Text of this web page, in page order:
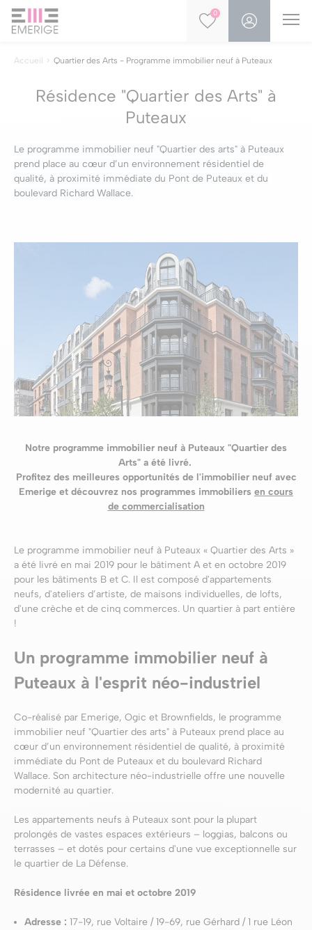
0
Accueil Quartier des Arts - Programme immobilier neuf à Puteaux
Résidence "Quartier des Arts" à
Puteaux
Le programme immobilier neuf "Quartier des arts" à Puteaux
prend place au cœur d’un environnement résidentiel de
qualité, à proximité immédiate du Pont de Puteaux et du
boulevard Richard Wallace.
Notre programme immobilier neuf à Puteaux "Quartier des
Arts" a été livré.
Profitez des meilleures opportunités de l'immobilier neuf avec
Emerige et découvrez nos programmes immobiliers en cours
de commercialisation
Le programme immobilier neuf à Puteaux « Quartier des Arts »
a été livré en mai 2019 pour le bâtiment A et en octobre 2019
pour les bâtiments B et C. Il est composé d'appartements
neufs, d'ateliers d’artiste, de maisons individuelles, de lofts,
d'une crèche et de cinq commerces. Un quartier à part entière
!
Un programme immobilier neuf à
Puteaux à l'esprit néo-industriel
Co-réalisé par Emerige, Ogic et Brownfields, le programme
immobilier neuf "Quartier des arts" à Puteaux prend place au
cœur d’un environnement résidentiel de qualité, à proximité
immédiate du Pont de Puteaux et du boulevard Richard
Wallace. Son architecture néo-industrielle offre une nouvelle
modernité au quartier.
Les appartements neufs à Puteaux sont pour la plupart
prolongés de vastes espaces extérieurs – loggias, balcons ou
terrasses – et dotés pour certains d'une vue exceptionnelle sur
le quartier de La Défense.
Résidence livrée en mai et octobre 2019
Adresse : 17-19, rue Voltaire / 19-69, rue Gérhard / 1 rue Léon